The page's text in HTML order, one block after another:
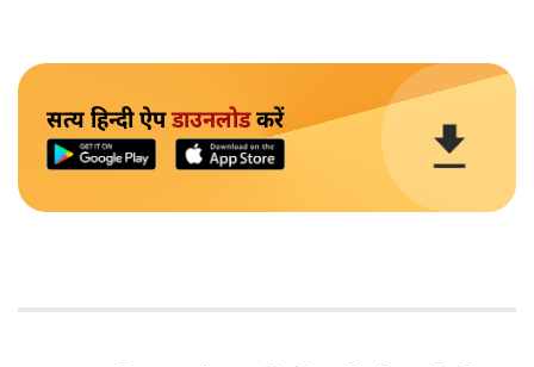
सत्य हिन्दी ऐपडाउनलोडकरें